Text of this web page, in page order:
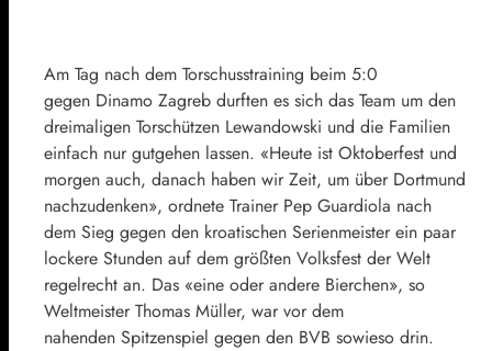
Am Tag nach dem Torschusstraining beim 5:0
gegen Dinamo Zagreb durften es sich das Team um den
dreimaligen Torschützen Lewandowski und die Familien
einfach nur gutgehen lassen. «Heute ist Oktoberfest und
morgen auch, danach haben wir Zeit, um über Dortmund
nachzudenken», ordnete Trainer Pep Guardiola nach
dem Sieg gegen den kroatischen Serienmeister ein paar
lockere Stunden auf dem größten Volksfest der Welt
regelrecht an. Das «eine oder andere Bierchen», so
Weltmeister Thomas Müller, war vor dem
nahenden Spitzenspiel gegen den BVB sowieso drin.